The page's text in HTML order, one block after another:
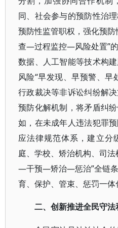
同、社会参与的预防性治
预防性监管职权，强化预
查—过程监控—风险处置”
数据、人工智能等技术构
风险“早发现、早预警、早
行政裁决等非诉讼纠纷解
预防化解机制，将矛盾纠
如，在未成年人违法犯罪
应法律规范体系，建立分
庭、学校、矫治机构、司
—干预—矫治—惩治”全链条
育、保护、管束、惩罚一体
二、创新推进全民守